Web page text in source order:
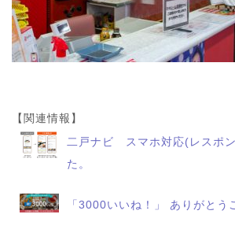
【関連情報】
二戸ナビ スマホ対応(レスポ
た。
「3000いいね！」 ありがとう